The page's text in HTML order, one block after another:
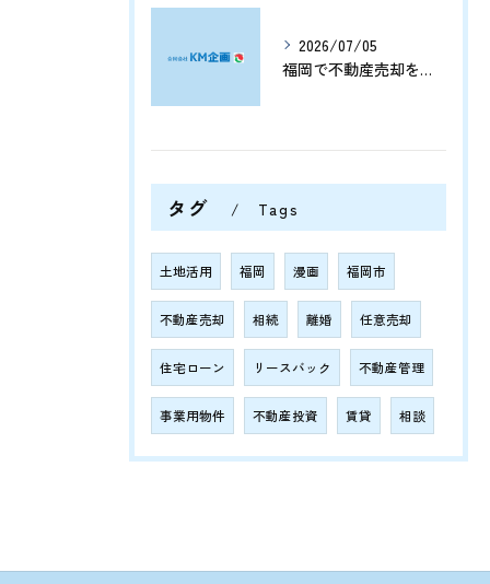
2026/07/05
福岡で不動産売却をプロに任せて相続や資産整理をスムーズに進める方法
タグ Tags
土地活用 福岡 漫画 福岡市
不動産売却 相続 離婚 任意売却
住宅ローン リースバック 不動産管理
事業用物件 不動産投資 賃貸 相談